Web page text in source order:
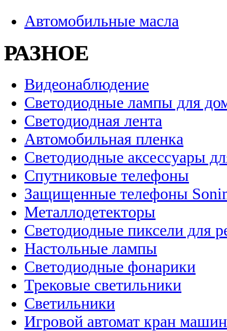
Автомобильные масла
РАЗНОЕ
Видеонаблюдение
Светодиодные лампы для
Светодиодная лента
Автомобильная пленка
Светодиодные аксессуары
Спутниковые телефоны
Защищенные телефоны
Металлодетекторы
Светодиодные пиксели для
Настольные лампы
Светодиодные фонарики
Трековые светильники
Светильники
Игровой автомат кран